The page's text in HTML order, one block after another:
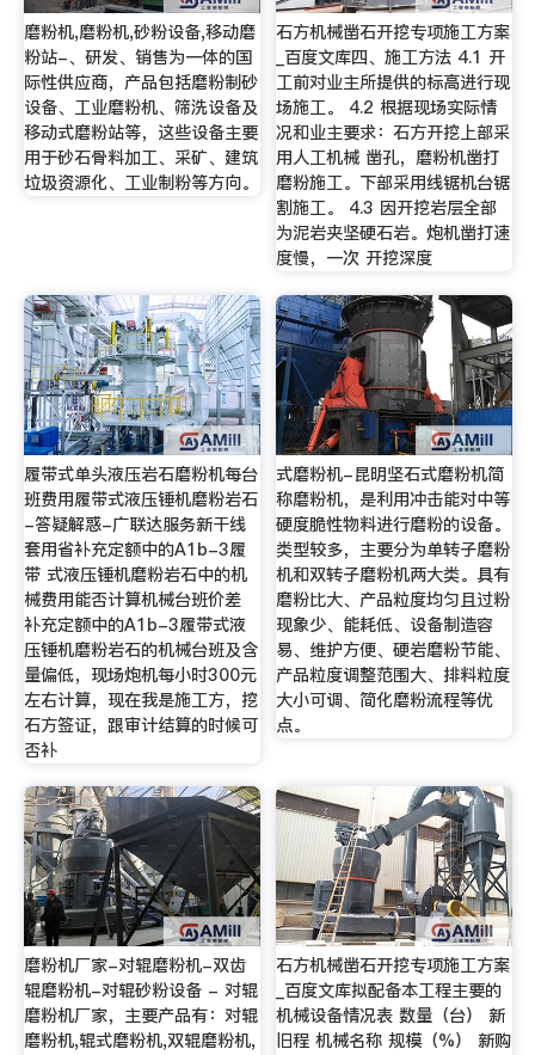
磨粉机,磨粉机,砂粉设备,移动磨
粉站-、研发、销售为一体的国
际性供应商，产品包括磨粉制砂
设备、工业磨粉机、筛洗设备及
移动式磨粉站等，这些设备主要
用于砂石骨料加工、采矿、建筑
垃圾资源化、工业制粉等方向。
石方机械凿石开挖专项施工方案
_百度文库四、施工方法 4.1 开
工前对业主所提供的标高进行现
场施工。 4.2 根据现场实际情
况和业主要求：石方开挖上部采
用人工机械 凿孔，磨粉机凿打
磨粉施工。下部采用线锯机台锯
割施工。 4.3 因开挖岩层全部
为泥岩夹坚硬石岩。炮机凿打速
度慢，一次 开挖深度
履带式单头液压岩石磨粉机每台
班费用履带式液压锤机磨粉岩石
-答疑解惑-广联达服务新干线
套用省补充定额中的A1b-3履
带 式液压锤机磨粉岩石中的机
械费用能否计算机械台班价差
补充定额中的A1b-3履带式液
压锤机磨粉岩石的机械台班及含
量偏低，现场炮机每小时300元
左右计算，现在我是施工方，挖
石方签证，跟审计结算的时候可
否补
式磨粉机-昆明坚石式磨粉机简
称磨粉机，是利用冲击能对中等
硬度脆性物料进行磨粉的设备。
类型较多，主要分为单转子磨粉
机和双转子磨粉机两大类。具有
磨粉比大、产品粒度均匀且过粉
现象少、能耗低、设备制造容
易、维护方便、硬岩磨粉节能、
产品粒度调整范围大、排料粒度
大小可调、简化磨粉流程等优
点。
磨粉机厂家-对辊磨粉机-双齿
辊磨粉机-对辊砂粉设备 - 对辊
磨粉机厂家，主要产品有：对辊
磨粉机,辊式磨粉机,双辊磨粉机,
石方机械凿石开挖专项施工方案
_百度文库拟配备本工程主要的
机械设备情况表 数量（台） 新
旧程 机械名称 规模（%） 新购